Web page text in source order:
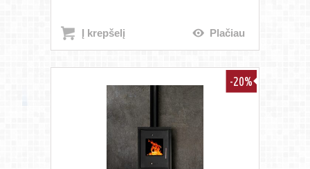
Į krepšelį Plačiau
-20%